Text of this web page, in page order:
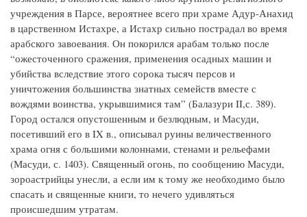
учреждения в Парсе, вероятнее всего при храме Адур-Анахид
в царственном Истахре, а Истахр сильно пострадал во время
арабского завоевания. Он покорился арабам только после
“ожесточенного сражения, применения осадных машин и
убийства вследствие этого сорока тысяч персов и
уничтожения большинства знатных семейств вместе с
вождями воинства, укрывшимися там” (Балазури II,с. 389).
Город остался опустошенным и безлюдным, и Масуди,
посетивший его в IX в., описывал руины величественного
храма огня с большими колоннами, стенами и рельефами
(Масуди, с. 1403). Священный огонь, по сообщению Масуди,
зороастрийцы унесли, а если им к тому же необходимо было
спасать и священные книги, то нечего удивляться
происшедшим утратам.